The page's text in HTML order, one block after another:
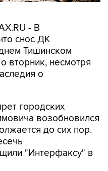
- В
снос ДК
Тишинском
вторник, несмотря
о
городских
возобновился
до сих пор.
"Интерфаксу" в